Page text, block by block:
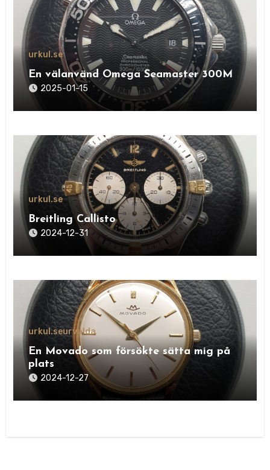
urkul.se
En välanvänd Omega Seamaster 300M
2025-01-15
urkul.se
Breitling Callisto
2024-12-31
urkul.seurvalda
En Movado som försökte sätta mig på
plats
2024-12-27